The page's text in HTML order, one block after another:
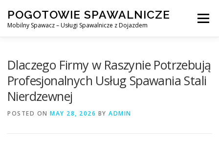
content
POGOTOWIE SPAWALNICZE
Mobilny Spawacz – Usługi Spawalnicze z Dojazdem
Menu
SPAWANIE MIG/MAG (GMAW)
Dlaczego Firmy w Raszynie Potrzebują
Profesjonalnych Usług Spawania Stali
Nierdzewnej
POSTED ON MAY 28, 2026 BY ADMIN